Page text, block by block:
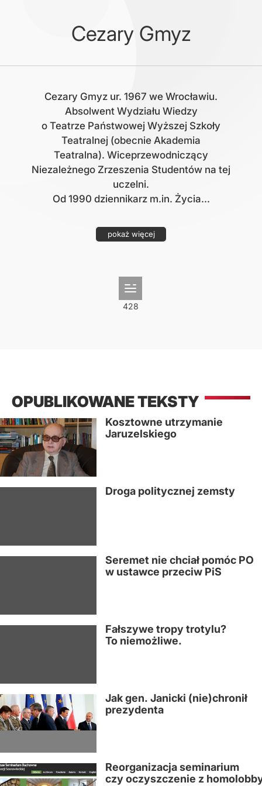
Cezary Gmyz
Cezary Gmyz ur. 1967 we Wrocławiu.
Absolwent Wydziału Wiedzy
o Teatrze Państwowej Wyższej Szkoły
Teatralnej (obecnie Akademia
Teatralna). Wiceprzewodniczący
Niezależnego Zrzeszenia Studentów na tej
uczelni.
Od 1990 dziennikarz m.in. Życia...
pokaż więcej
OPUBLIKOWANE TEKSTY
Kosztowne utrzymanie
Jaruzelskiego
Droga politycznej zemsty
Seremet nie chciał pomóc PO
w ustawce przeciw PiS
Fałszywe tropy trotylu?
To niemożliwe.
Jak gen. Janicki (nie)chronił
prezydenta
Reorganizacja seminarium
czy oczyszczenie z